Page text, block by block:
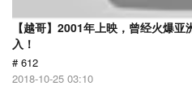
【越哥】2001年上映，曾经火爆
入！
# 612
2018-10-25 03:10